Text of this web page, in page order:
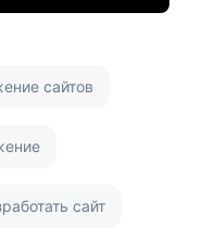
сайтов
сайт